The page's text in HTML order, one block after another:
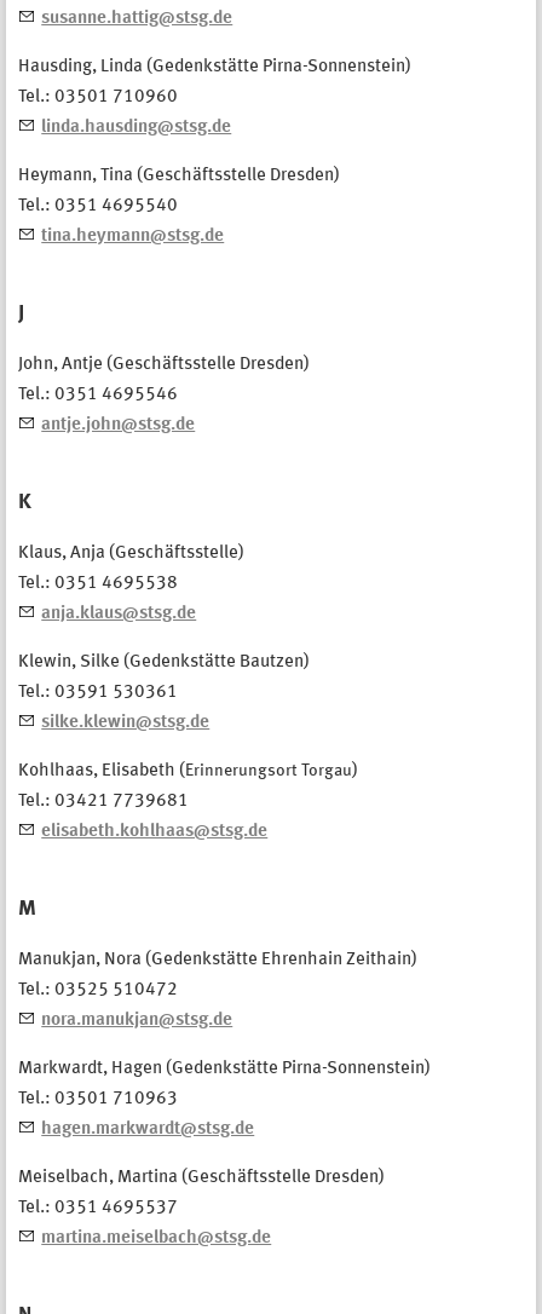
susanne.hattig@stsg.de
Hausding, Linda (Gedenkstätte Pirna-Sonnenstein)
Tel.: 03501 710960
linda.hausding@stsg.de
Heymann, Tina (Geschäftsstelle Dresden)
Tel.: 0351 4695540
tina.heymann@stsg.de
John, Antje (Geschäftsstelle Dresden)
Tel.: 0351 4695546
antje.john@stsg.de
K
Klaus, Anja (Geschäftsstelle)
Tel.: 0351 4695538
anja.klaus@stsg.de
Klewin, Silke (Gedenkstätte Bautzen)
Tel.: 03591 530361
silke.klewin@stsg.de
Kohlhaas, Elisabeth ( Erinnerungsort Torgau)
Tel.: 03421 7739681
elisabeth.kohlhaas@stsg.de
M
Manukjan, Nora (Gedenkstätte Ehrenhain Zeithain)
Tel.: 03525 510472
nora.manukjan@stsg.de
Markwardt, Hagen (Gedenkstätte Pirna-Sonnenstein)
Tel.: 03501 710963
hagen.markwardt@stsg.de
Meiselbach, Martina (Geschäftsstelle Dresden)
Tel.: 0351 4695537
martina.meiselbach@stsg.de